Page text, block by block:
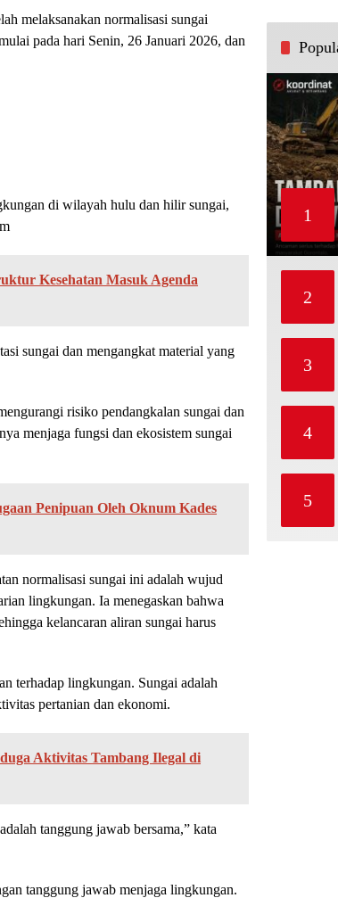
melaksanakan normalisasi sungai
pada hari Senin, 26 Januari 2026, dan
di wilayah hulu dan hilir sungai,
Kesehatan Masuk Agenda
sungai dan mengangkat material yang
risiko pendangkalan sungai dan
menjaga fungsi dan ekosistem sungai
Penipuan Oleh Oknum Kades
normalisasi sungai ini adalah wujud
lingkungan. Ia menegaskan bahwa
kelancaran aliran sungai harus
terhadap lingkungan. Sungai adalah
pertanian dan ekonomi.
Aktivitas Tambang Ilegal di
tanggung jawab bersama,” kata
tanggung jawab menjaga lingkungan.
1
2
3
4
5